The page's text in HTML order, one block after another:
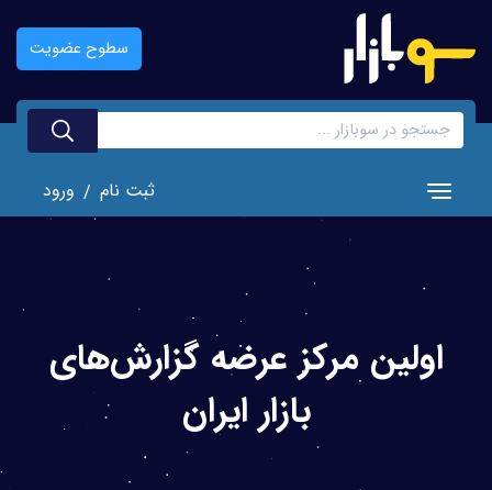
اصلی
سطوح عضویت
Toggle navigation ثبت نام / ورود
اولین مرکز عرضه گزارش‌های
بازار ایران